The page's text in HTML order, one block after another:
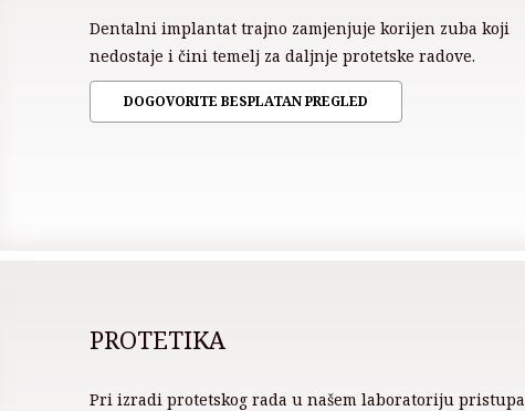
Dentalni implantat trajno zamjenjuje korijen zuba koji
nedostaje i čini temelj za daljnje protetske radove.
DOGOVORITE BESPLATAN PREGLED
PROTETIKA
Pri izradi protetskog rada u našem laboratoriju pristupa